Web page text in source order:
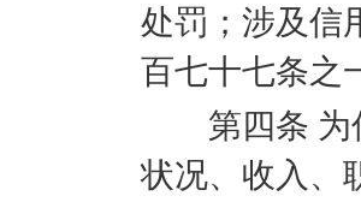
处罚；涉及信
百七十七条之
第四条 为信
状况、收入、